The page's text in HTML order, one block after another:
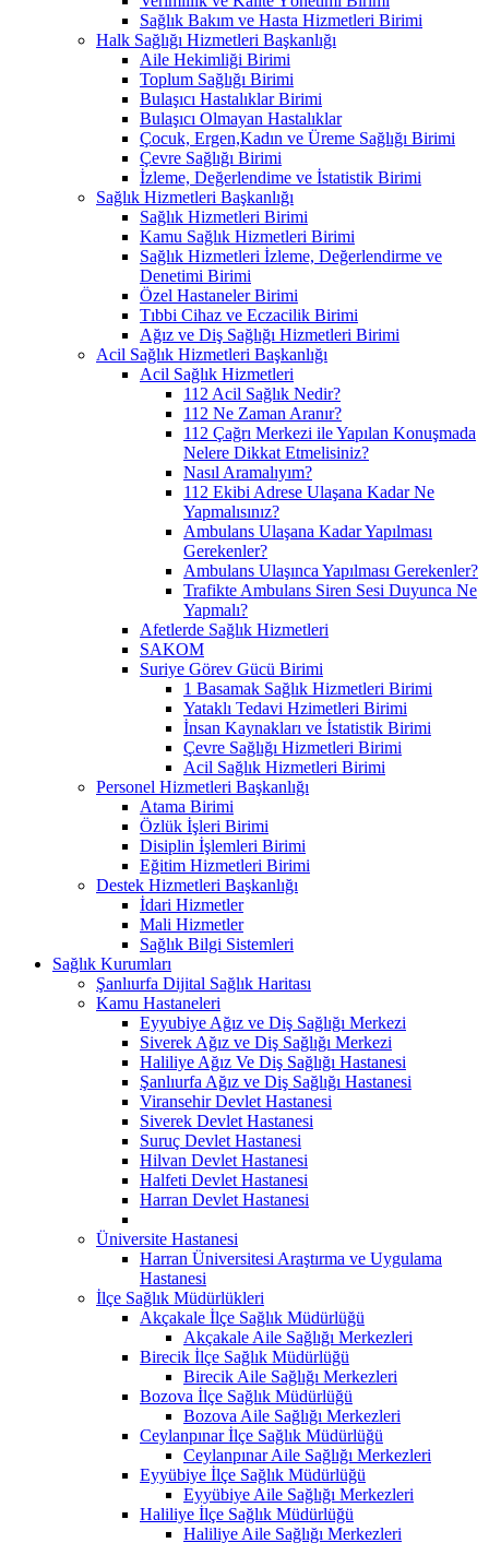
Sağlık Bakım ve Hasta Hizmetleri Birimi
Halk Sağlığı Hizmetleri Başkanlığı
Aile Hekimliği Birimi
Toplum Sağlığı Birimi
Bulaşıcı Hastalıklar Birimi
Bulaşıcı Olmayan Hastalıklar
Çocuk, Ergen,Kadın ve Üreme Sağlığı Birimi
Çevre Sağlığı Birimi
İzleme, Değerlendime ve İstatistik Birimi
Sağlık Hizmetleri Başkanlığı
Sağlık Hizmetleri Birimi
Kamu Sağlık Hizmetleri Birimi
Sağlık Hizmetleri İzleme, Değerlendirme ve
Denetimi Birimi
Özel Hastaneler Birimi
Tıbbi Cihaz ve Eczacilik Birimi
Ağız ve Diş Sağlığı Hizmetleri Birimi
Acil Sağlık Hizmetleri Başkanlığı
Acil Sağlık Hizmetleri
112 Acil Sağlık Nedir?
112 Ne Zaman Aranır?
112 Çağrı Merkezi ile Yapılan Konuşmada
Nelere Dikkat Etmelisiniz?
Nasıl Aramalıyım?
112 Ekibi Adrese Ulaşana Kadar Ne
Yapmalısınız?
Ambulans Ulaşana Kadar Yapılması
Gerekenler?
Ambulans Ulaşınca Yapılması Gerekenler?
Trafikte Ambulans Siren Sesi Duyunca Ne
Yapmalı?
Afetlerde Sağlık Hizmetleri
SAKOM
Suriye Görev Gücü Birimi
1 Basamak Sağlık Hizmetleri Birimi
Yataklı Tedavi Hzimetleri Birimi
İnsan Kaynakları ve İstatistik Birimi
Çevre Sağlığı Hizmetleri Birimi
Acil Sağlık Hizmetleri Birimi
Personel Hizmetleri Başkanlığı
Atama Birimi
Özlük İşleri Birimi
Disiplin İşlemleri Birimi
Eğitim Hizmetleri Birimi
Destek Hizmetleri Başkanlığı
İdari Hizmetler
Mali Hizmetler
Sağlık Bilgi Sistemleri
Sağlık Kurumları
Şanlıurfa Dijital Sağlık Haritası
Kamu Hastaneleri
Eyyubiye Ağız ve Diş Sağlığı Merkezi
Siverek Ağız ve Diş Sağlığı Merkezi
Haliliye Ağız Ve Diş Sağlığı Hastanesi
Şanlıurfa Ağız ve Diş Sağlığı Hastanesi
Viransehir Devlet Hastanesi
Siverek Devlet Hastanesi
Suruç Devlet Hastanesi
Hilvan Devlet Hastanesi
Halfeti Devlet Hastanesi
Harran Devlet Hastanesi
Üniversite Hastanesi
Harran Üniversitesi Araştırma ve Uygulama
Hastanesi
İlçe Sağlık Müdürlükleri
Akçakale İlçe Sağlık Müdürlüğü
Akçakale Aile Sağlığı Merkezleri
Birecik İlçe Sağlık Müdürlüğü
Birecik Aile Sağlığı Merkezleri
Bozova İlçe Sağlık Müdürlüğü
Bozova Aile Sağlığı Merkezleri
Ceylanpınar İlçe Sağlık Müdürlüğü
Ceylanpınar Aile Sağlığı Merkezleri
Eyyübiye İlçe Sağlık Müdürlüğü
Eyyübiye Aile Sağlığı Merkezleri
Haliliye İlçe Sağlık Müdürlüğü
Haliliye Aile Sağlığı Merkezleri